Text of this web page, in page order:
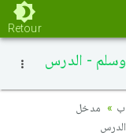
Retour
وسلم - الدرس
ب
مدخل